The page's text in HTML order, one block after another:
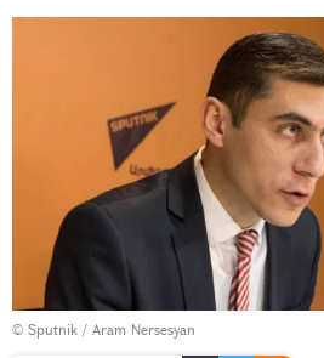
© Sputnik / Aram Nersesyan